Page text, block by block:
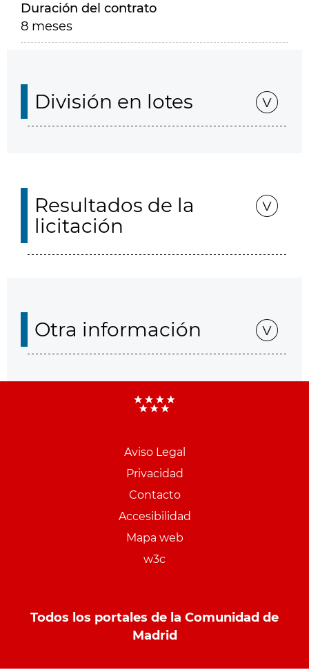
Duración del contrato
8 meses
División en lotes
Resultados de la
licitación
Otra información
Aviso Legal
Privacidad
Contacto
Accesibilidad
Mapa web
w3c
Todos los portales de la Comunidad de
Madrid